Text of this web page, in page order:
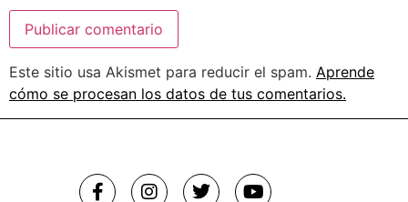
Este sitio usa Akismet para reducir el spam. Aprende
cómo se procesan los datos de tus comentarios.